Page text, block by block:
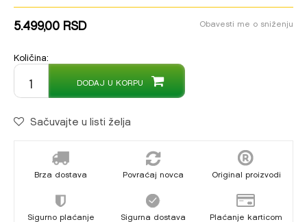
5.499,00RSD Obavesti me o sniženju
Količina:
DODAJ U KORPU
Sačuvajte u listi želja
Brza dostava Povraćaj novca Original proizvodi
Sigurno plaćanje Sigurna dostava Plaćanje karticom